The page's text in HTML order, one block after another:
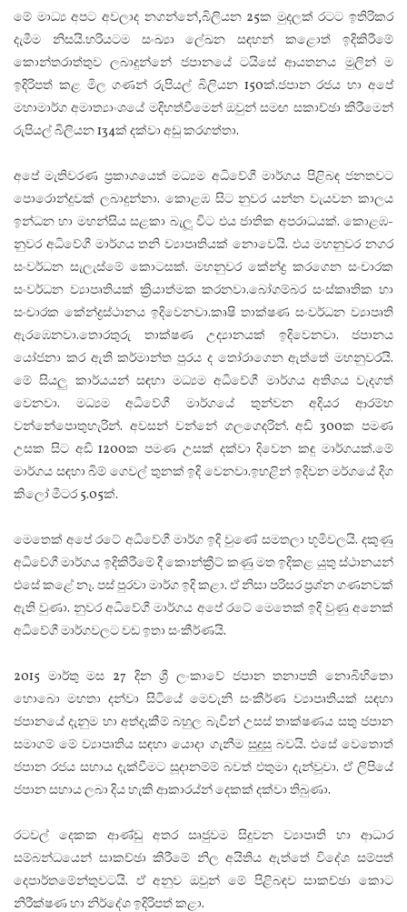
මේ මාධ්‍ය අපට අවලාද නගන්නේ,බිලියන 25ක මුදලක් රටට ඉතිරිකර
දැමීම නිසයි.හරියටම සංඛ්‍යා ලේඛන සඳහන් කළොත් ඉදිකිරීමේ
කොන්තරාත්තුව ලබාදුන්නේ ජපානයේ ටයිසේ ආයතනය මුලින් ම
ඉදිරිපත් කළ මිල ගණන් රුපියල් බිලියන 150ක්.ජපාන රජය හා අපේ
මහාමාර්ග අමාත්‍යාංශයේ මදිහත්වීමෙන් ඔවුන් සමඟ සකාච්ඡා කිරීමෙන්
රුපියල් බිලියන 134ක් දක්වා අඩු කරගත්තා.
අපේ මැතිවරණ ප්‍රකාශයෙත් මධ්‍යම අධිවේගී මාර්ගය පිළිබඳ ජනතවට
පොරොන්දුවක් ලබාදුන්නා. කොළඹ සිට නුවර යන්න වැයවන කාලය
ඉන්ධන හා මහන්සිය සළකා බැලූ විට එය ජාතික අපරාධයක්. කොළඹ-
නුවර අධිවේගී මාර්ගය තනි ව්‍යාපෘතියක් නොවෙයි. එය මහනුවර නගර
සංවර්ධන සැලැස්මේ කොටසක්. මහනුවර කේන්ද්‍ර කරගෙන සංචාරක
සංවර්ධන ව්‍යාපෘතියක් ක්‍රියාත්මක කරනවා.බෝගම්බර සංස්කෘතික හා
සංචාරක කේන්ද්‍රස්ථානය ඉදිවෙනවා.කෘෂි තාක්ෂණ සංවර්ධන ව්‍යාපෘති
ඇරඹෙනවා.තොරතුරු තාක්ෂණ උද්‍යානයක් ඉදිවෙනවා. ජපානය
යෝජනා කර ඇති කර්මාන්ත පුරය ද තෝරාගෙන ඇත්තේ මහනුවරයි.
මේ සියලු කාර්යයන් සඳහා මධ්‍යම අධිවේගී මාර්ගය අතිශය වැදගත්
වෙනවා. මධ්‍යම අධිවේගී මාර්ගයේ තුන්වන අදියර ආරම්භ
වන්නේපොතුහැරින්. අවසන් වන්නේ ගලගෙදරින්. අඩි 300ක පමණ
උසක සිට අඩි 1200ක පමණ උසක් දක්වා දිවෙන කඳු මාර්ගයක්.මේ
මාර්ගය සඳහා බිම් ගෙවල් තුනක් ඉදි වෙනවා.ඉහළින් ඉදිවන මර්ගයේ දිග
කිලෝ මීටර 5.05ක්.
මෙතෙක් අපේ රටේ අධිවේගී මාර්ග ඉදි වුණේ සමතලා භූමිවලයි. දකුණු
අධිවේගී මාර්ගය ඉදිකිරීමේ දී කොන්ක්‍රීට් කණු මත ඉදිකළ යුතු ස්ථානයන්
එසේ කළේ නෑ. පස් පුරවා මාර්ග ඉදි කළා. ඒ නිසා පරිසර ප්‍රශ්න ගණනවක්
ඇති වුණා. නුවර අධිවේගී මාර්ගය අපේ රටේ මෙතෙක් ඉදි වුණු අනෙක්
අධිවේගී මාර්ගවලට වඩ ඉතා සංකීර්ණයි.
2015 මාර්තු මස 27 දින ශ්‍රී ලංකාවේ ජපාන තනාපති නොබිහිතො
හොබො මහතා දන්වා සිටියේ මෙවැනි සංකීර්ණ ව්‍යාපෘතියක් සඳහා
ජපානයේ දැනුම හා අත්දැකීම් බහුල බැවින් උසස් තාක්ෂණය සතු ජපාන
සමාගම් මේ ව්‍යාපෘතිය සඳහා යොදා ගැනීම සුදුසු බවයි. එසේ වෙතොත්
ජපාන රජය සහාය දැක්වීමට සූදානම්ම් බවත් එතුමා දැන්වූවා. ඒ ලිපියේ
ජපාන සහාය ලබා දිය හැකි ආකාරය්න් දෙකක් දක්වා තිබුණා.
රටවල් දෙකක ආණ්ඩු අතර සෘජුවම සිදුවන ව්‍යාපෘති හා ආධාර
සම්බන්ධයෙන් සාකච්ඡා කිරීමේ නිල අයිතිය ඇත්තේ විදේශ සම්පත්
දෙපාර්තමේන්තුවටයි. ඒ අනුව ඔවුන් මේ පිළිබඳව සාකච්ඡා කොට
නිරීක්ෂණ හා නිර්දේශ ඉදිරිපත් කළා.